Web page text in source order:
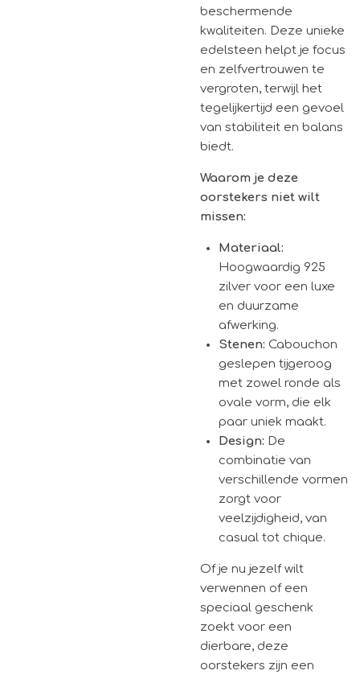
beschermende
kwaliteiten. Deze unieke
edelsteen helpt je focus
en zelfvertrouwen te
vergroten, terwijl het
tegelijkertijd een gevoel
van stabiliteit en balans
biedt.
Waarom je deze
oorstekers niet wilt
missen:
Materiaal:
Hoogwaardig 925
zilver voor een luxe
en duurzame
afwerking.
Stenen: Cabouchon
geslepen tijgeroog
met zowel ronde als
ovale vorm, die elk
paar uniek maakt.
Design: De
combinatie van
verschillende vormen
zorgt voor
veelzijdigheid, van
casual tot chique.
Of je nu jezelf wilt
verwennen of een
speciaal geschenk
zoekt voor een
dierbare, deze
oorstekers zijn een